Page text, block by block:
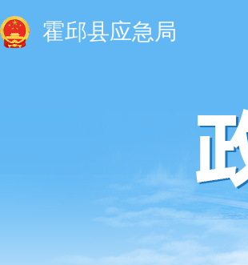
霍邱县应急局